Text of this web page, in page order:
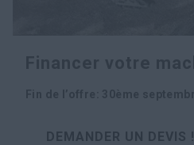
DEMANDER UN DEVIS !